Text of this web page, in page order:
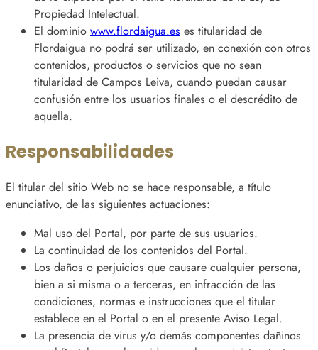
Propiedad Intelectual.
El dominio www.flordaigua.es es titularidad de
Flordaigua no podrá ser utilizado, en conexión con otros
contenidos, productos o servicios que no sean
titularidad de Campos Leiva, cuando puedan causar
confusión entre los usuarios finales o el descrédito de
aquella.
Responsabilidades
El titular del sitio Web no se hace responsable, a título
enunciativo, de las siguientes actuaciones:
Mal uso del Portal, por parte de sus usuarios.
La continuidad de los contenidos del Portal.
Los daños o perjuicios que causare cualquier persona,
bien a si misma o a terceras, en infracción de las
condiciones, normas e instrucciones que el titular
establece en el Portal o en el presente Aviso Legal.
La presencia de virus y/o demás componentes dañinos